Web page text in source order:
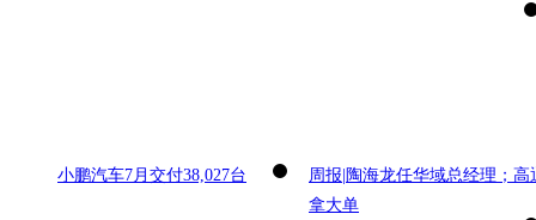
小鹏汽车7月交付38,027台
周报|陶海龙任华域总经理；高
拿大单